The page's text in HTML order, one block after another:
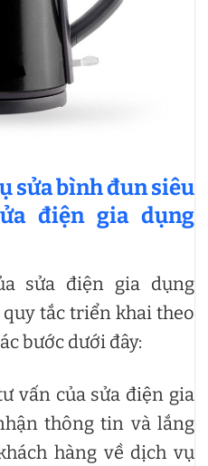
sửa bình đun siêu
điện gia dụng
sửa điện gia dụng
tắc triển khai theo
bước dưới đây:
vấn của sửa điện gia
thông tin và lắng
hàng về dịch vụ